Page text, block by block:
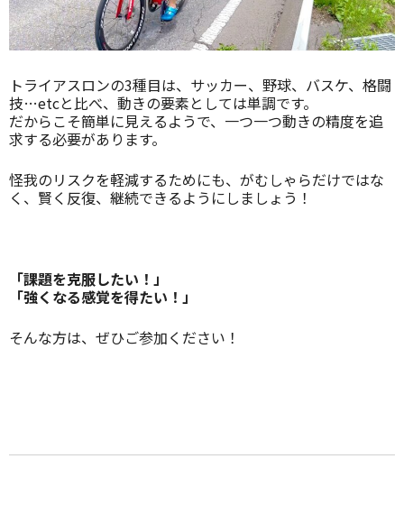
トライアスロンの3種目は、サッカー、野球、バスケ、格闘
技…etcと比べ、動きの要素としては単調です。
だからこそ簡単に見えるようで、一つ一つ動きの精度を追
求する必要があります。
怪我のリスクを軽減するためにも、がむしゃらだけではな
く、賢く反復、継続できるようにしましょう！
「課題を克服したい！」
「強くなる感覚を得たい！」
そんな方は、ぜひご参加ください！